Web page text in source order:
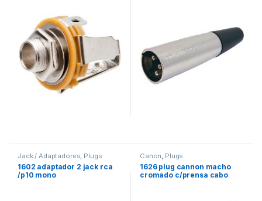
Jack / Adaptadores Plugs
1602 adaptador 2 jack rca
/p10 mono
Canon Plugs
1626 plug cannon macho
cromado c/prensa cabo